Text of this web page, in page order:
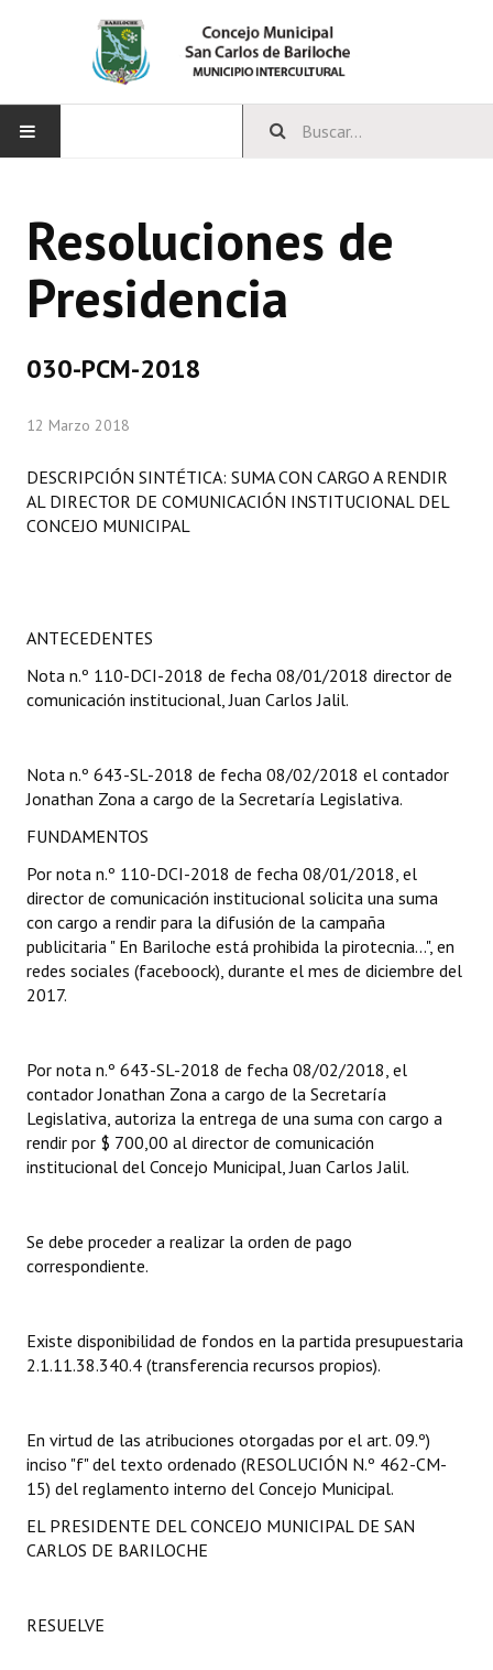
CONCEJO
Bloques Políticos
Comisiones Permanentes
Comisiones Especiales
Concejales Mandato Cumplido
Programas
Carta Orgánica 2007
Digesto
Organigrama
DOCUMENTOS
Informes de Gestión
Proyectos Presentados
Actas de Sesión
Informes de Unidad Coordinadora
Ejecución Presupuestaria
NORMATIVA
Declaraciones
Resoluciones de Presidencia
INSTITUCIONAL
Antiguos Pobladores
Registros y Distinciones
Resoluciones de
Presidencia
030-PCM-2018
12 Marzo 2018
DESCRIPCIÓN SINTÉTICA: SUMA CON CARGO A RENDIR
AL DIRECTOR DE COMUNICACIÓN INSTITUCIONAL DEL
CONCEJO MUNICIPAL
ANTECEDENTES
Nota n.º 110-DCI-2018 de fecha 08/01/2018 director de
comunicación institucional, Juan Carlos Jalil.
Nota n.º 643-SL-2018 de fecha 08/02/2018 el contador
Jonathan Zona a cargo de la Secretaría Legislativa.
FUNDAMENTOS
Por nota n.º 110-DCI-2018 de fecha 08/01/2018, el
director de comunicación institucional solicita una suma
con cargo a rendir para la difusión de la campaña
publicitaria " En Bariloche está prohibida la pirotecnia...", en
redes sociales (faceboock), durante el mes de diciembre del
2017.
Por nota n.º 643-SL-2018 de fecha 08/02/2018, el
contador Jonathan Zona a cargo de la Secretaría
Legislativa, autoriza la entrega de una suma con cargo a
rendir por $ 700,00 al director de comunicación
institucional del Concejo Municipal, Juan Carlos Jalil.
Se debe proceder a realizar la orden de pago
correspondiente.
Existe disponibilidad de fondos en la partida presupuestaria
2.1.11.38.340.4 (transferencia recursos propios).
En virtud de las atribuciones otorgadas por el art. 09.º)
inciso "f" del texto ordenado (RESOLUCIÓN N.º 462-CM-
15) del reglamento interno del Concejo Municipal.
EL PRESIDENTE DEL CONCEJO MUNICIPAL DE SAN
CARLOS DE BARILOCHE
RESUELVE